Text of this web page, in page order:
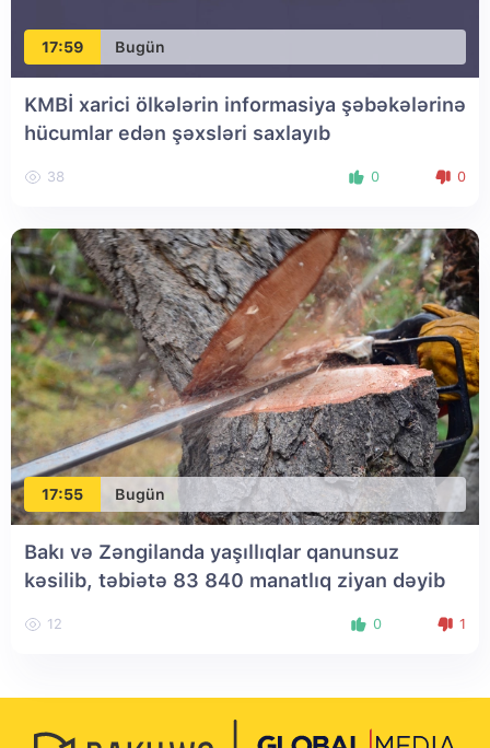
17:59 Bugün
KMBİ xarici ölkələrin informasiya şəbəkələrinə
hücumlar edən şəxsləri saxlayıb
38 0 0
17:55 Bugün
Bakı və Zəngilanda yaşıllıqlar qanunsuz
kəsilib, təbiətə 83 840 manatlıq ziyan dəyib
12 0 1